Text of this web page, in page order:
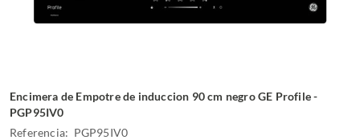
Encimera de Empotre de induccion 90 cm negro GE Profile -
PGP95IV0
Referencia: PGP95IV0